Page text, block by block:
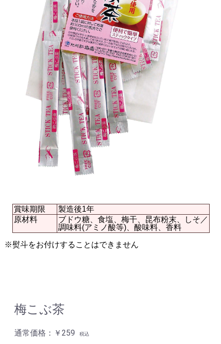
賞味期限
製造後1年
原材料
ブドウ糖、食塩、梅干、昆布粉末、しそ／
調味料(アミノ酸等)、酸味料、香料
※熨斗をお付けすることはできません